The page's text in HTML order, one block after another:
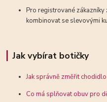
Pro registrované zákazníky
kombinovat se slevovými
Jak vybírat botičky
Jak správně změřit chodidlo
Co má splňovat obuv pro